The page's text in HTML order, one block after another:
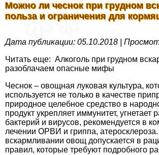
Можно ли чеснок при грудном
польза и ограничения для
Дата публикации: 05.10.2018 |
Читать еще: Алкоголь при грудном
разоблачаем опасные мифы
Чеснок – овощная луковая культура,
используется не только в качестве
природное целебное средство в
продукт укрепляет иммунитет, угнетает
бактерий и вирусов, рекомендуется в
лечении ОРВИ и гриппа,
вскармливании овощ допускается в
правил, которые требуют подробного